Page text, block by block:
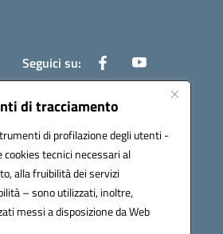
di tracciamento
di profilazione degli utenti -
tecnici necessari al
alla fruibilità dei servizi
– sono utilizzati, inoltre,
messi a disposizione da Web
Seguici su: